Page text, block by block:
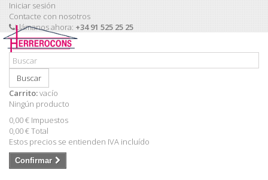
Iniciar sesión
Contacte con nosotros
Llámanos ahora: +34 91 525 25 25
Buscar
Carrito:vacío
Ningún producto
0,00 € Impuestos
0,00 €Total
Estos precios se entienden IVA incluído
Confirmar